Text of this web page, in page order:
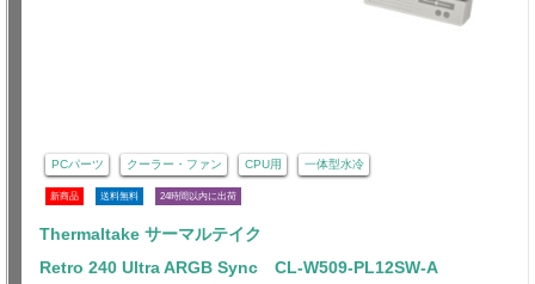
PCパーツ クーラー・ファン CPU用 一体型水冷
新商品 送料無料 24時間以内に出荷
Thermaltake サーマルテイク
Retro 240 Ultra ARGB Sync CL-W509-PL12SW-A